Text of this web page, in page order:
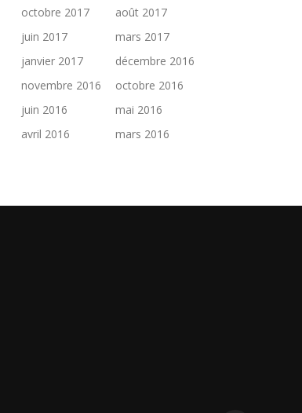
octobre 2017
août 2017
juin 2017
mars 2017
janvier 2017
décembre 2016
novembre 2016
octobre 2016
juin 2016
mai 2016
avril 2016
mars 2016